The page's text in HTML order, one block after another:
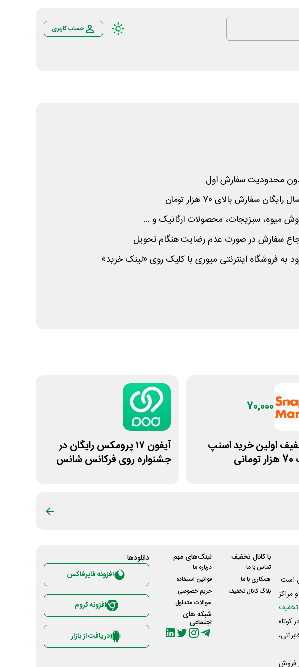
حساب کاربری
محدودیت سفارش اول
رایگان سفارش بالای 70 هزار تومان
میوه، سبزیجات، محصولات ارگانیک و ...
سفارش در صورت عدم رضایت هنگام تحویل
به فروشگاه اینترنتی میوری با کلیک روی «لینک خرید»
70,000
اولین خرید اسنپ
آیفون ۱۷ پرومکس رایگان در
جشنواره روی فرکانس شانس
است.
مراکز
کوتاه
فروش
با کانال تخفیف
تماس با ما
همکاری با ما
بلاگ کانال تخفیف
لینک‌های مهم
درباره ما
قوانین استفاده
حریم خصوصی
سوالات متداول
شبکه های
اجتماعی
دانلود‌ها
افزونه فایرفاکس
افزونه کروم
دریافت از بازار